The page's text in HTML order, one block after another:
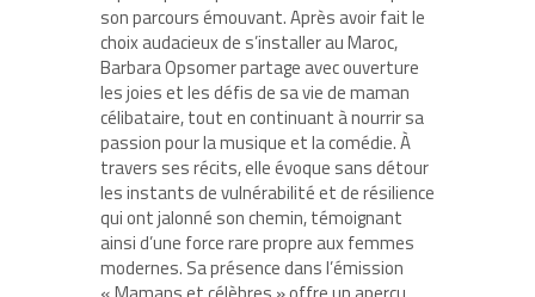
son parcours émouvant. Après avoir fait le
choix audacieux de s’installer au Maroc,
Barbara Opsomer partage avec ouverture
les joies et les défis de sa vie de maman
célibataire, tout en continuant à nourrir sa
passion pour la musique et la comédie. À
travers ses récits, elle évoque sans détour
les instants de vulnérabilité et de résilience
qui ont jalonné son chemin, témoignant
ainsi d’une force rare propre aux femmes
modernes. Sa présence dans l’émission